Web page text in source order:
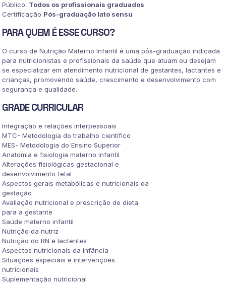
Público: Todos os profissionais graduados
Certificação Pós-graduação lato sensu
PARA QUEM É ESSE CURSO?
O curso de Nutrição Materno Infantil é uma pós-graduação indicada
para nutricionistas e profissionais da saúde que atuam ou desejam
se especializar em atendimento nutricional de gestantes, lactantes e
crianças, promovendo saúde, crescimento e desenvolvimento com
segurança e qualidade.
GRADE CURRICULAR
Integração e relações interpessoais
MTC- Metodologia do trabalho científico
MES- Metodologia do Ensino Superior
Anatomia e fisiologia materno infantil
Alterações fisiológicas gestacional e
desenvolvimento fetal
Aspectos gerais metabólicas e nutricionais da
gestação
Avaliação nutricional e prescrição de dieta
para a gestante
Saúde materno infantil
Nutrição da nutriz
Nutrição do RN e lactentes
Aspectos nutricionais da infância
Situações especiais e intervenções
nutricionais
Suplementação nutricional